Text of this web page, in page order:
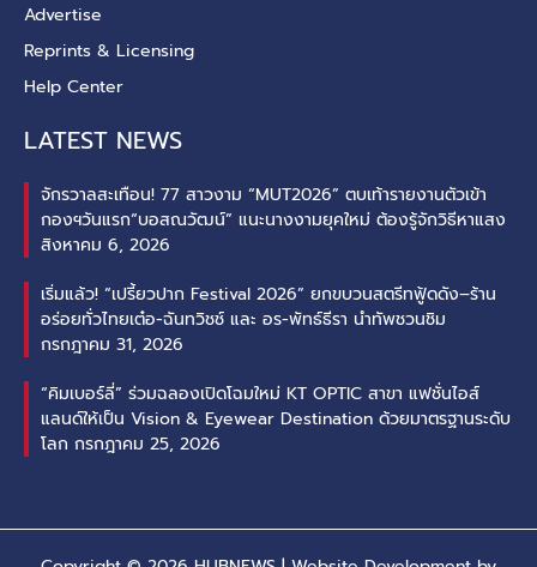
Advertise
Reprints & Licensing
Help Center
LATEST NEWS
จักรวาลสะเทือน! 77 สาวงาม “MUT2026” ตบเท้ารายงานตัวเข้า
กองฯวันแรก“บอสณวัฒน์” แนะนางงามยุคใหม่ ต้องรู้จักวิธีหาแสง
สิงหาคม 6, 2026
เริ่มแล้ว! “เปรี้ยวปาก Festival 2026” ยกขบวนสตรีทฟู้ดดัง–ร้าน
อร่อยทั่วไทยเต๋อ-ฉันทวิชช์ และ อร-พัทธ์ธีรา นำทัพชวนชิม
กรกฎาคม 31, 2026
“คิมเบอร์ลี่” ร่วมฉลองเปิดโฉมใหม่ KT OPTIC สาขา แฟชั่นไอส์
แลนด์ให้เป็น Vision & Eyewear Destination ด้วยมาตรฐานระดับ
โลก กรกฎาคม 25, 2026